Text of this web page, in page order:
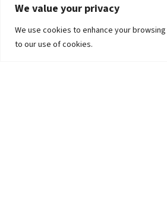
We value your privacy
We use cookies to enhance your
to our use of cookies.